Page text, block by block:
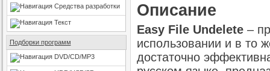
Средства разработки
Текст
Подборки программ
DVD/CD/MP3
Описание
Easy File Undelete–
использовании и в то
достаточно